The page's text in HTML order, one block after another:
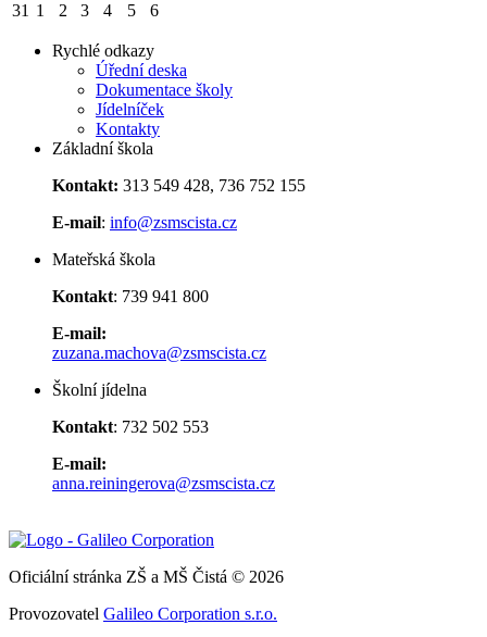
31 1 2 3 4 5 6
Rychlé odkazy
Úřední deska
Dokumentace školy
Jídelníček
Kontakty
Základní škola
Kontakt: 313 549 428, 736 752 155
E-mail: info@zsmscista.cz
Mateřská škola
Kontakt: 739 941 800
E-mail:
zuzana.machova@zsmscista.cz
Školní jídelna
Kontakt: 732 502 553
E-mail:
anna.reiningerova@zsmscista.cz
Oficiální stránka ZŠ a MŠ Čistá © 2026
Provozovatel Galileo Corporation s.r.o.